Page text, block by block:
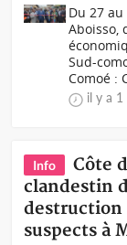
Du 27
Aboisso,
Sud-
Comoé :
il y a 1
Info
Côte
clandestin
destruction
suspects à